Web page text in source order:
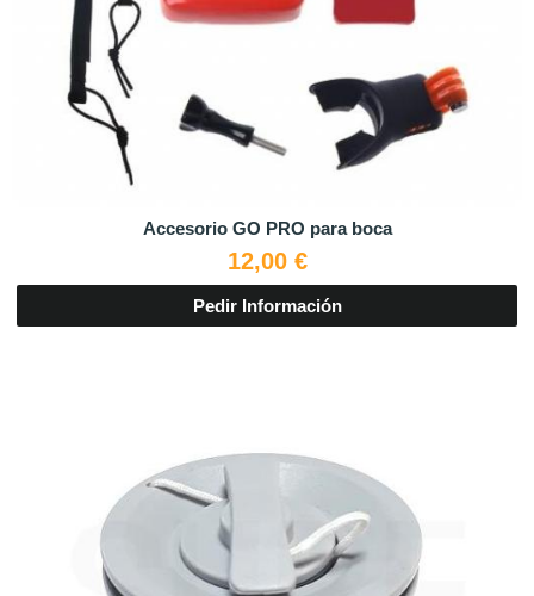
Accesorio GO PRO para boca
12,00 €
Pedir Información